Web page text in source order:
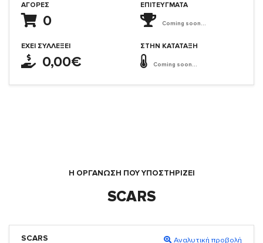
ΑΓΟΡΈΣ
0
ΈΧΕΙ ΣΥΛΛΈΞΕΙ
0,00€
ΕΠΙΤΕΎΓΜΑΤΑ
Coming soon...
ΣΤΗΝ ΚΑΤΆΤΑΞΗ
Coming soon...
Η ΟΡΓΆΝΩΣΗ ΠΟΥ ΥΠΟΣΤΗΡΙΖΕΙ
SCARS
SCARS Αναλυτική προβολή